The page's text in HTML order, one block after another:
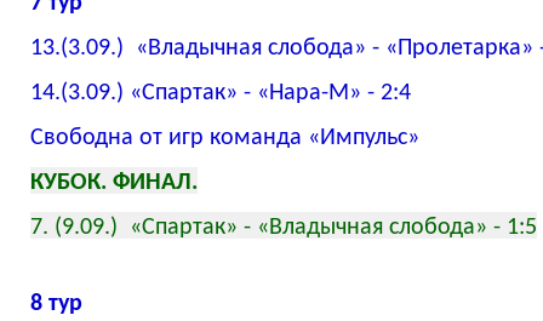
13.(3.09.) «Владычная слобода» - «Пролетарка»
14.(3.09.) «Спартак» - «Нара-М» - 2:4
Свободна от игр команда «Импульс»
КУБОК. ФИНАЛ.
7. (9.09.) «Спартак» - «Владычная слобода» - 1:5
8 тур